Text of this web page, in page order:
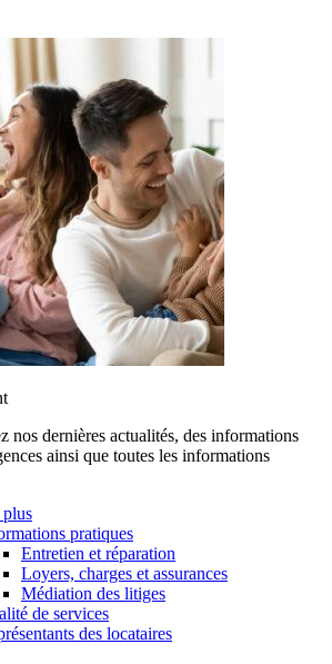
nos dernières actualités, des informations
ainsi que toutes les informations
pratiques
Entretien et réparation
Loyers, charges et assurances
Médiation des litiges
de services
des locataires